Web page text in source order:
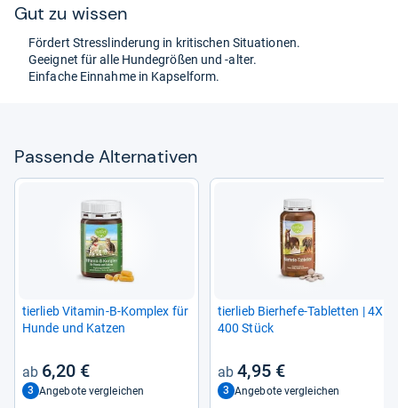
Gut zu wis­sen
För­dert Stress­lin­de­rung in kri­ti­schen Situa­tio­nen.
Geeig­net für alle Hun­de­grö­ßen und -​alter.
Ein­fa­che Ein­nahme in Kap­sel­form.
Pas­sende Alter­na­ti­ven
tier­lieb Vit­amin-​B-​Kom­plex für
Hunde und Kat­zen
6,20 €
3 Angebote vergleichen
tier­lieb Bier­hefe-​Tablet­ten | 4X
400 Stück
4,95 €
3 Angebote vergleichen